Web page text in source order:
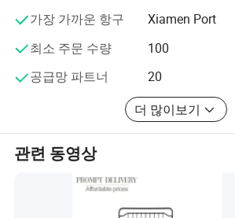
힙니다. 이상적인 파트너와 동기화해 드
가장 가까운 항구
Xiamen Port
최소 주문 수량
100
공급망 파트너
20
더 많이보기
관련 동영상